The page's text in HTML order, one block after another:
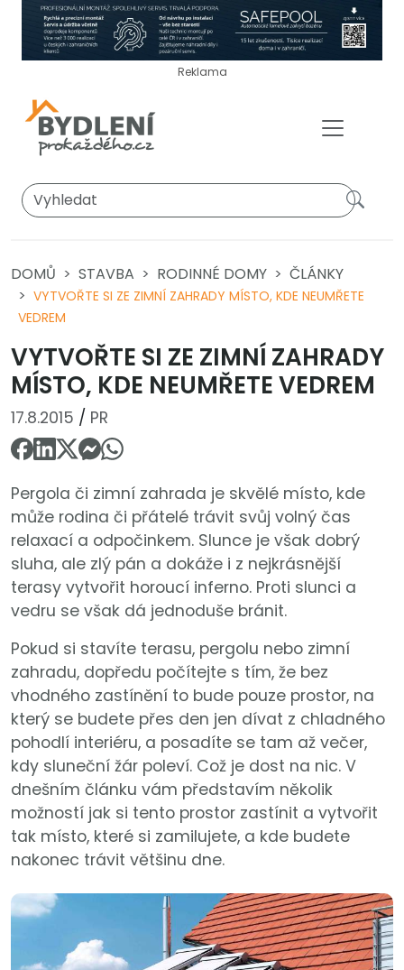
Reklama
DOMŮ STAVBA RODINNÉ DOMY ČLÁNKY
VYTVOŘTE SI ZE ZIMNÍ ZAHRADY MÍSTO, KDE NEUMŘETE
VEDREM
VYTVOŘTE SI ZE ZIMNÍ ZAHRADY
MÍSTO, KDE NEUMŘETE VEDREM
17.8.2015 / PR
Pergola či zimní zahrada je skvělé místo, kde
může rodina či přátelé trávit svůj volný čas
relaxací a odpočinkem. Slunce je však dobrý
sluha, ale zlý pán a dokáže i z nejkrásnější
terasy vytvořit horoucí inferno. Proti slunci a
vedru se však dá jednoduše bránit.
Pokud si stavíte terasu, pergolu nebo zimní
zahradu, dopředu počítejte s tím, že bez
vhodného zastínění to bude pouze prostor, na
který se budete přes den jen dívat z chladného
pohodlí interiéru, a posadíte se tam až večer,
kdy sluneční žár poleví. Což je dost na nic. V
dnešním článku vám představím několik
možností jak si tento prostor zastínit a vytvořit
tak místo, které si zamilujete, a kde budete
nakonec trávit většinu dne.